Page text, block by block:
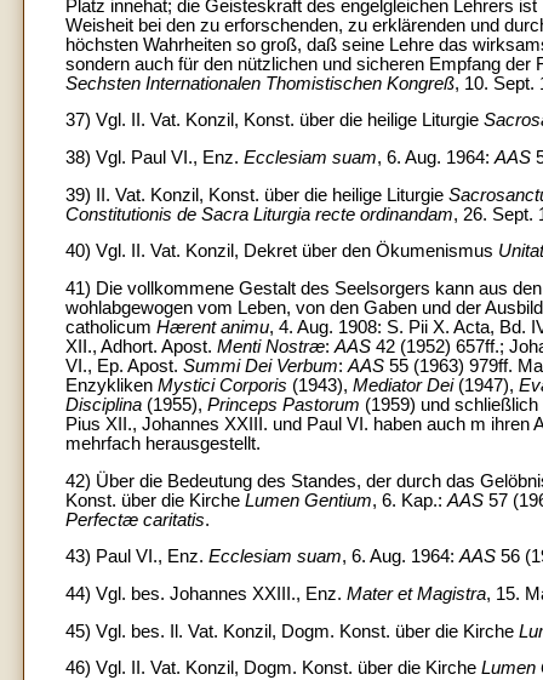
Platz innehat; die Geisteskraft des engelgleichen Lehrers
Weisheit bei den zu erforschenden, zu erklärenden und
höchsten Wahrheiten so groß, daß seine Lehre das
sondern auch für den nützlichen und sicheren Empfang
Sechsten Internationalen Thomistischen Kongreß, 10. Sept.
37) Vgl. II. Vat. Konzil, Konst. über die heilige Liturgie
38) Vgl. Paul VI., Enz. Ecclesiam suam, 6. Aug. 1964: AAS
39) II. Vat. Konzil, Konst. über die heilige Liturgie
Constitutionis de Sacra Liturgia recte ordinandam, 26. Sept.
40) Vgl. II. Vat. Konzil, Dekret über den Ökumenismus
41) Die vollkommene Gestalt des Seelsorgers kann aus
wohlabgewogen vom Leben, von den Gaben und der
catholicum Hærent animu, 4. Aug. 1908: S. Pii X. Acta, Bd.
XII., Adhort. Apost. Menti Nostræ: AAS 42 (1952) 657ff.;
VI., Ep. Apost. Summi Dei Verbum: AAS 55 (1963) 979ff.
Enzykliken Mystici Corporis (1943), Mediator Dei(1947),
Disciplina (1955), Princeps Pastorum (1959) und
Pius XII., Johannes XXIII. und Paul VI. haben auch m
mehrfach herausgestellt.
42) Über die Bedeutung des Standes, der durch das
Konst. über die Kirche Lumen Gentium, 6. Kap.: AAS 57
Perfectæ caritatis.
43) Paul VI., Enz. Ecclesiam suam, 6. Aug. 1964:AAS 56
44) Vgl. bes. Johannes XXIII., Enz. Mater et Magistra, 15.
45) Vgl. bes. Il. Vat. Konzil, Dogm. Konst. über die Kirche
46) Vgl. II. Vat. Konzil, Dogm. Konst. über die Kirche Lumen